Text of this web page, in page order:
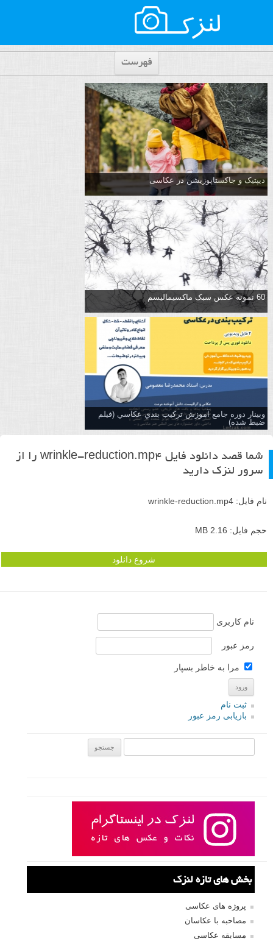
فهرست
دیپتیک و جاکستا‌پوزیشن در عکاسی
60 نمونه عکس سبک ماکسیمالیسم
وبینار دوره جامع آموزش تركيب بندي عكاسي (فیلم
ضبط شده)
شما قصد دانلود فایل wrinkle-reduction.mp4 را از
سرور لنزک دارید
نام فایل: wrinkle-reduction.mp4
حجم فایل: 2.16 MB
شروع دانلود
نام کاربری
رمز عبور
مرا به خاطر بسپار
ثبت نام
بازیابی رمز عبور
بخش های تازه لنزک
پروژه های عکاسی
مصاحبه با عکاسان
مسابقه عکاسی